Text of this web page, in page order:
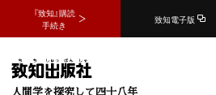
『致知』購読
手続き
致知電子版
人間学を探究して四十八年